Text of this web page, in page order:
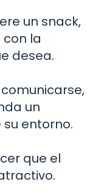
un snack,
la
desea.
un
entorno.
que el